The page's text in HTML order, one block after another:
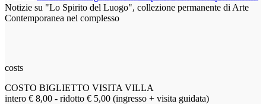
Notizie su "Lo Spirito del Luogo", collezione permanente di Arte
Contemporanea nel complesso
costs
COSTO BIGLIETTO VISITA VILLA
intero € 8,00 - ridotto € 5,00 (ingresso + visita guidata)